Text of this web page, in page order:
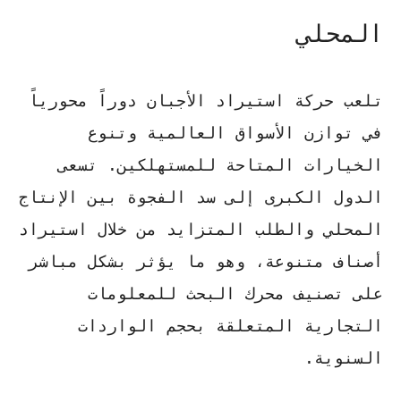
المحلي
تلعب حركة استيراد الأجبان دوراً محورياً
في توازن الأسواق العالمية وتنوع
الخيارات المتاحة للمستهلكين. تسعى
الدول الكبرى إلى سد الفجوة بين الإنتاج
المحلي والطلب المتزايد من خلال استيراد
أصناف متنوعة، وهو ما يؤثر بشكل مباشر
على
تصنيف محرك البحث للمعلومات
التجارية المتعلقة بحجم الواردات
السنوية.